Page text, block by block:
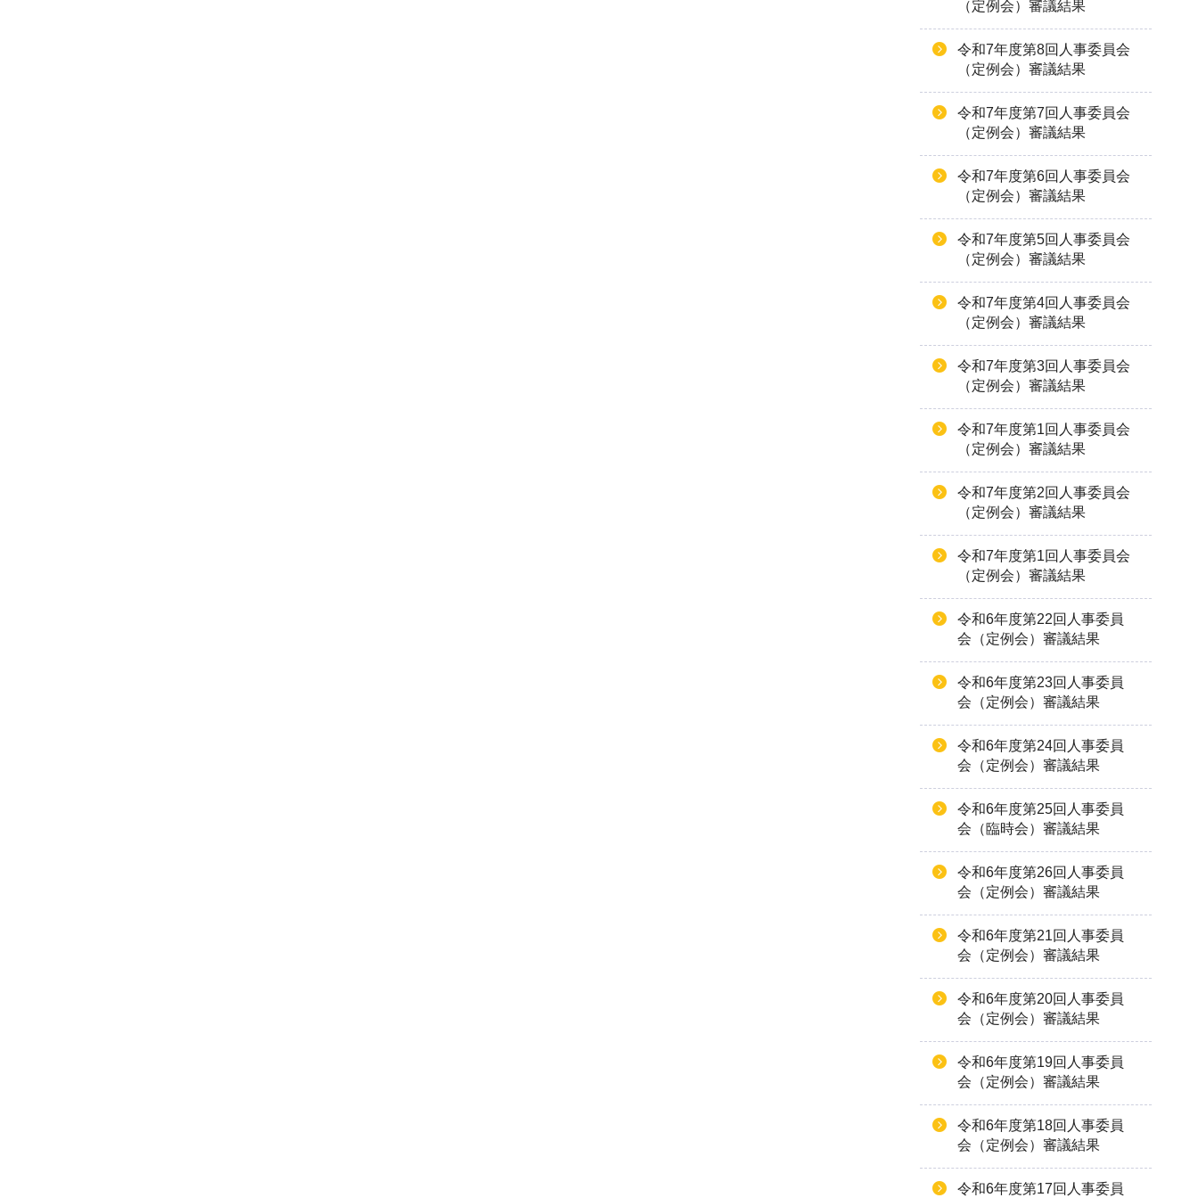
（定例会）審議結果
令和7年度第8回人事委員会
（定例会）審議結果
令和7年度第7回人事委員会
（定例会）審議結果
令和7年度第6回人事委員会
（定例会）審議結果
令和7年度第5回人事委員会
（定例会）審議結果
令和7年度第4回人事委員会
（定例会）審議結果
令和7年度第3回人事委員会
（定例会）審議結果
令和7年度第1回人事委員会
（定例会）審議結果
令和7年度第2回人事委員会
（定例会）審議結果
令和7年度第1回人事委員会
（定例会）審議結果
令和6年度第22回人事委員
会（定例会）審議結果
令和6年度第23回人事委員
会（定例会）審議結果
令和6年度第24回人事委員
会（定例会）審議結果
令和6年度第25回人事委員
会（臨時会）審議結果
令和6年度第26回人事委員
会（定例会）審議結果
令和6年度第21回人事委員
会（定例会）審議結果
令和6年度第20回人事委員
会（定例会）審議結果
令和6年度第19回人事委員
会（定例会）審議結果
令和6年度第18回人事委員
会（定例会）審議結果
令和6年度第17回人事委員